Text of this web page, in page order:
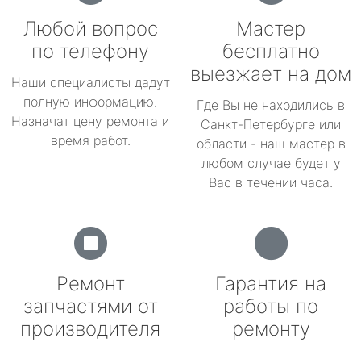
Любой вопрос
по телефону
Наши специалисты дадут
полную информацию.
Назначат цену ремонта и
время работ.
Мастер
бесплатно
выезжает на дом
Где Вы не находились в
Санкт-Петербурге или
области - наш мастер в
любом случае будет у
Вас в течении часа.
Ремонт
запчастями от
производителя
Гарантия на
работы по
ремонту